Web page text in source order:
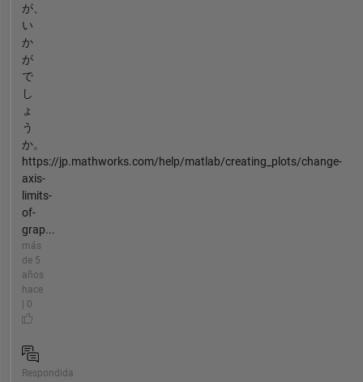
が、
い
か
が
で
し
ょ
う
か。
https://jp.mathworks.com/help/matlab/creating_plots/change-
axis-
limits-
of-
grap...
más
de 5
años
hace
| 0
Respondida